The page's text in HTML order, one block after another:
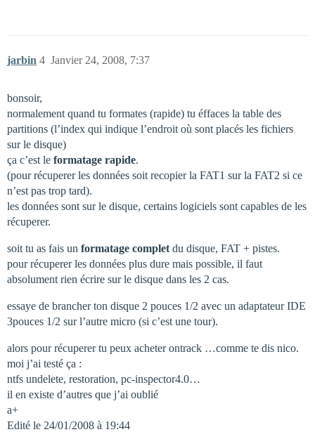
jarbin Janvier 24, 2008, 7:37
4
bonsoir,
normalement quand tu formates (rapide) tu éffaces la table des
partitions (l’index qui indique l’endroit où sont placés les fichiers
sur le disque)
ça c’est le formatage rapide.
(pour récuperer les données soit recopier la FAT1 sur la FAT2 si ce
n’est pas trop tard).
les données sont sur le disque, certains logiciels sont capables de les
récuperer.
soit tu as fais un formatage complet du disque, FAT + pistes.
pour récuperer les données plus dure mais possible, il faut
absolument rien écrire sur le disque dans les 2 cas.
essaye de brancher ton disque 2 pouces 1/2 avec un adaptateur IDE
3pouces 1/2 sur l’autre micro (si c’est une tour).
alors pour récuperer tu peux acheter ontrack …comme te dis nico.
moi j’ai testé ça :
ntfs undelete, restoration, pc-inspector4.0…
il en existe d’autres que j’ai oublié
a+
Edité le 24/01/2008 à 19:44